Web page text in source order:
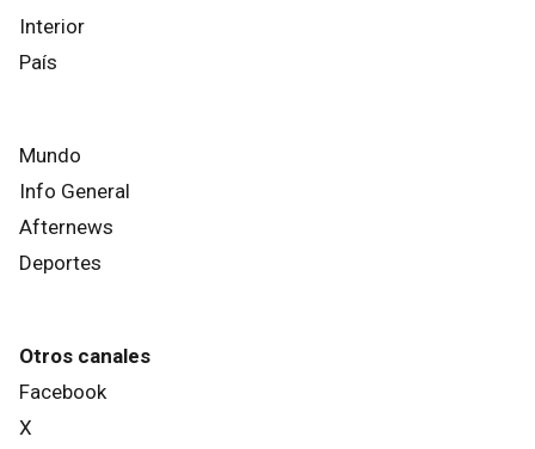
Interior
País
Mundo
Info General
Afternews
Deportes
Otros canales
Facebook
X